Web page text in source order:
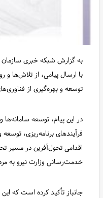
به گزارش شبکه خبری سازمان
با ارسال پیامی، از تلاش‌ها و
توسعه و بهره‌گیری از
در این پیام، توسعه
فرآیندهای برنامه‌ریزی،
اقدامی تحول‌آفرین در مسیر
خدمت‌رسانی وزارت نیرو به
جانباز تأکید کرده است که